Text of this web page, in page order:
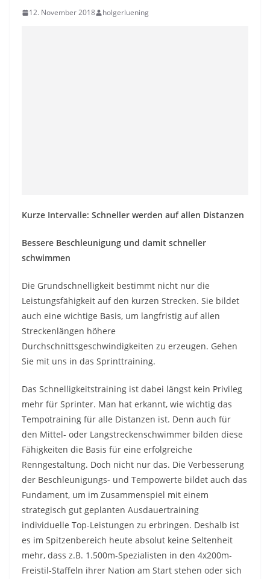
12. November 2018 holgerluening
Kurze Intervalle: Schneller werden auf allen Distanzen
Bessere Beschleunigung und damit schneller
schwimmen
Die Grundschnelligkeit bestimmt nicht nur die
Leistungsfähigkeit auf den kurzen Strecken. Sie bildet
auch eine wichtige Basis, um langfristig auf allen
Streckenlängen höhere
Durchschnittsgeschwindigkeiten zu erzeugen. Gehen
Sie mit uns in das Sprinttraining.
Das Schnelligkeitstraining ist dabei längst kein Privileg
mehr für Sprinter. Man hat erkannt, wie wichtig das
Tempotraining für alle Distanzen ist. Denn auch für
den Mittel- oder Langstreckenschwimmer bilden diese
Fähigkeiten die Basis für eine erfolgreiche
Renngestaltung. Doch nicht nur das. Die Verbesserung
der Beschleunigungs- und Tempowerte bildet auch das
Fundament, um im Zusammenspiel mit einem
strategisch gut geplanten Ausdauertraining
individuelle Top-Leistungen zu erbringen. Deshalb ist
es im Spitzenbereich heute absolut keine Seltenheit
mehr, dass z.B. 1.500m-Spezialisten in den 4x200m-
Freistil-Staffeln ihrer Nation am Start stehen oder sich